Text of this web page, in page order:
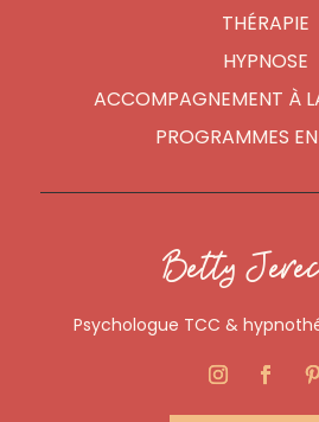
THÉRAPIE
HYPNOSE
ACCOMPAGNEMENT À
PROGRAMMES
Betty
Psychologue TCC &